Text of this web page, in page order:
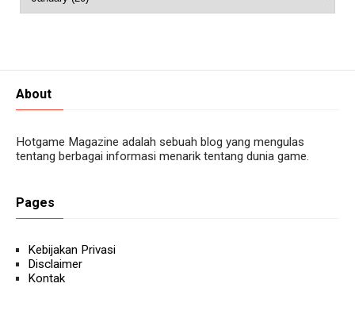
About
Hotgame Magazine adalah sebuah blog yang mengulas
tentang berbagai informasi menarik tentang dunia game.
Pages
Kebijakan Privasi
Disclaimer
Kontak